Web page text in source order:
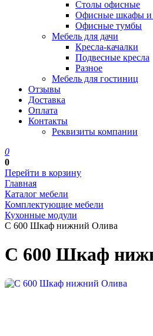
Столы офисные
Офисные шкафы и
Офисные тумбы
Мебель для дачи
Кресла-качалки
Подвесные кресла
Разное
Мебель для гостиниц
Отзывы
Доставка
Оплата
Контакты
Реквизиты компании
0
0
Перейти в корзину
Главная
Каталог мебели
Комплектующие мебели
Кухонные модули
С 600 Шкаф нижний Олива
С 600 Шкаф